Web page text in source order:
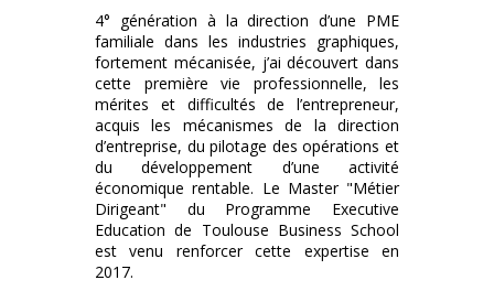
4° génération à la direction d’une PME
familiale dans les industries graphiques,
fortement mécanisée, j’ai découvert dans
cette première vie professionnelle, les
mérites et difficultés de l’entrepreneur,
acquis les mécanismes de la direction
d’entreprise, du pilotage des opérations et
du développement d’une activité
économique rentable. Le Master "Métier
Dirigeant" du Programme Executive
Education de Toulouse Business School
est venu renforcer cette expertise en
2017.